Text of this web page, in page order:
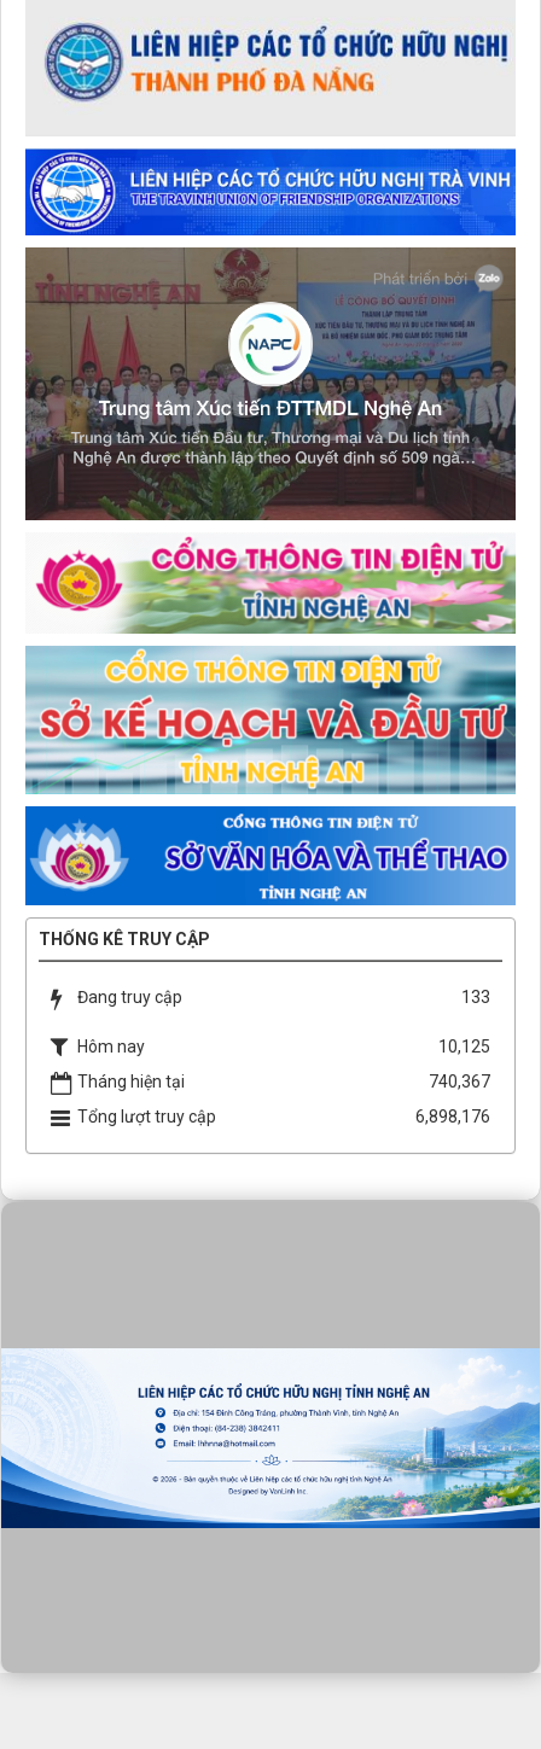
THỐNG KÊ TRUY CẬP
Đang truy cập 133
Hôm nay
10,125
Tháng hiện tại
740,367
Tổng lượt truy cập
6,898,176